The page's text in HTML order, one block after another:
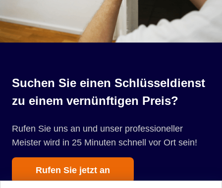
Suchen Sie einen Schlüsseldienst
zu einem vernünftigen Preis?
Rufen Sie uns an und unser professioneller
Meister wird in 25 Minuten schnell vor Ort sein!
Rufen Sie jetzt an